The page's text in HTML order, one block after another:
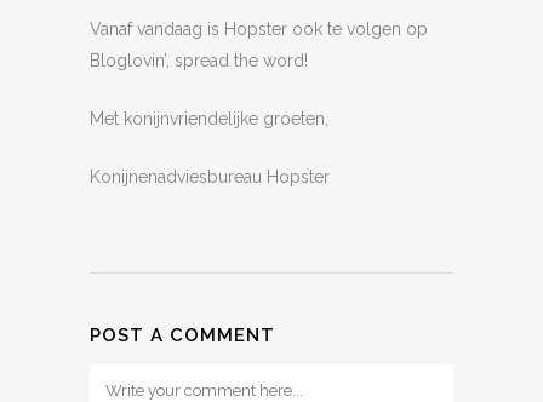
Vanaf vandaag is Hopster ook te volgen op
Bloglovin’, spread the word!
Met konijnvriendelijke groeten,
Konijnenadviesbureau Hopster
POST A COMMENT